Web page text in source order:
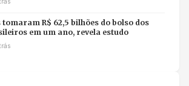
tomaram R$ 62,5 bilhões do bolso dos
em um ano, revela estudo